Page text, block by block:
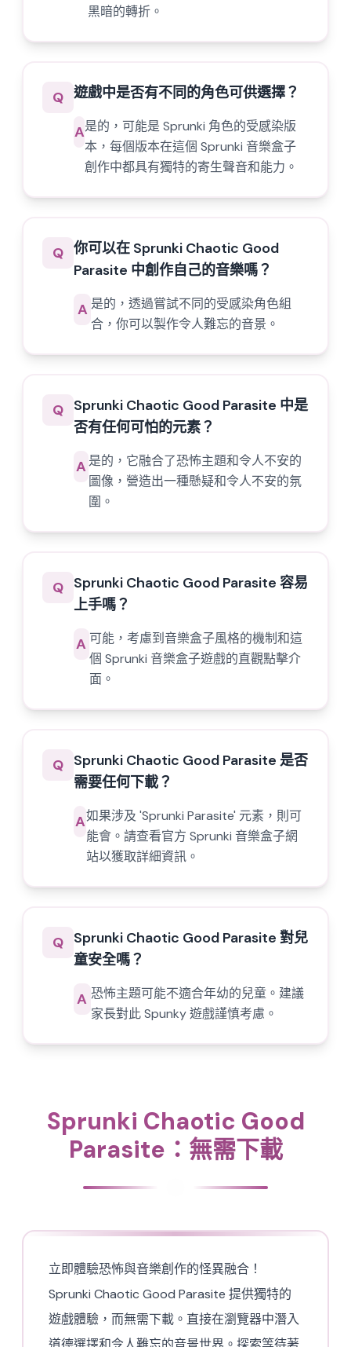
黑暗的轉折。
Q 遊戲中是否有不同的角色可供選擇？
A是的，可能是 Sprunki 角色的受感染版
本，每個版本在這個 Sprunki 音樂盒子
創作中都具有獨特的寄生聲音和能力。
Q 你可以在 Sprunki Chaotic Good
Parasite 中創作自己的音樂嗎？
A 是的，透過嘗試不同的受感染角色組
合，你可以製作令人難忘的音景。
Q Sprunki Chaotic Good Parasite 中是
否有任何可怕的元素？
A是的，它融合了恐怖主題和令人不安的
圖像，營造出一種懸疑和令人不安的氛
圍。
Q Sprunki Chaotic Good Parasite 容易
上手嗎？
A 可能，考慮到音樂盒子風格的機制和這
個 Sprunki 音樂盒子遊戲的直觀點擊介
面。
Q Sprunki Chaotic Good Parasite 是否
需要任何下載？
A如果涉及 'Sprunki Parasite' 元素，則可
能會。請查看官方 Sprunki 音樂盒子網
站以獲取詳細資訊。
Q Sprunki Chaotic Good Parasite 對兒
童安全嗎？
A 恐怖主題可能不適合年幼的兒童。建議
家長對此 Spunky 遊戲謹慎考慮。
Sprunki Chaotic Good
Parasite：無需下載
立即體驗恐怖與音樂創作的怪異融合！
Sprunki Chaotic Good Parasite 提供獨特的
遊戲體驗，而無需下載。直接在瀏覽器中潛入